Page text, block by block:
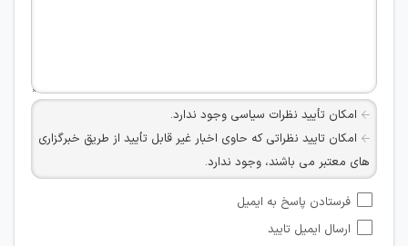
امکان تأیید نظرات سیاسی وجود ندارد.
امکان تایید نظراتی که حاوی اخبار غیر قابل تأیید از طریق خبرگزاری
های معتبر می باشند، وجود ندارد.
شبکه های مجازی ارتباطی می باشند وجود ندارد.
امکان تأیید نظرات کاربرانی که به هر طریقی قصد مأیوس کردن
فرستادن پاسخ به ایمیل
ارسال ایمیل تایید